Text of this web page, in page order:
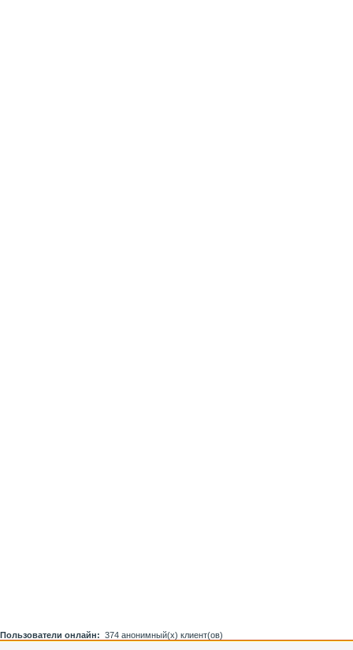
Пользователи онлайн: 374 анонимный(х) клиент(ов)